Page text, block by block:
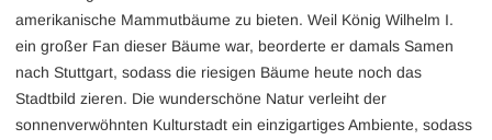
amerikanische Mammutbäume zu bieten. Weil König Wilhelm I.
ein großer Fan dieser Bäume war, beorderte er damals Samen
nach Stuttgart, sodass die riesigen Bäume heute noch das
Stadtbild zieren. Die wunderschöne Natur verleiht der
sonnenverwöhnten Kulturstadt ein einzigartiges Ambiente, sodass
NEWSLETTER ABO
Registriere dich für den myticket.de Newsletter, um
regelmäßig über Events, Aktionen und Gewinnspiele
informiert zu werden.